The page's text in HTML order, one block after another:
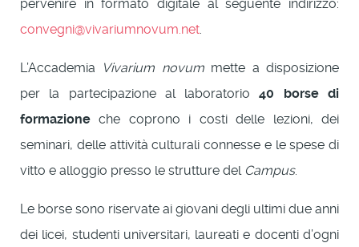
pervenire in formato digitale al seguente indirizzo:
convegni@vivariumnovum.net.
L’Accademia Vivarium novummette a disposizione
per la partecipazione al laboratorio40 borse di
formazione che coprono i costi delle lezioni, dei
seminari, delle attività culturali connesse e le spese di
vitto e alloggio presso le strutture del Campus.
Le borse sono riservate ai giovani degli ultimi due anni
dei licei, studenti universitari, laureati e docenti d’ogni